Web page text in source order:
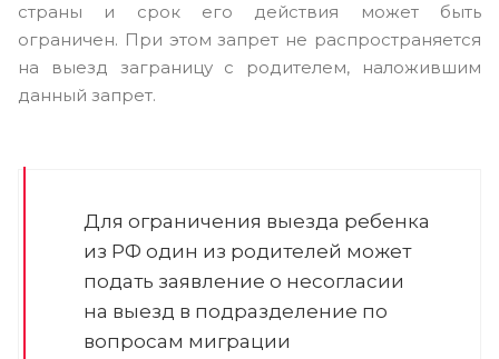
страны и срок его действия может быть
ограничен. При этом запрет не распространяется
на выезд заграницу с родителем, наложившим
данный запрет.
Для ограничения выезда ребенка
из РФ один из родителей может
подать заявление о несогласии
на выезд в подразделение по
вопросам миграции